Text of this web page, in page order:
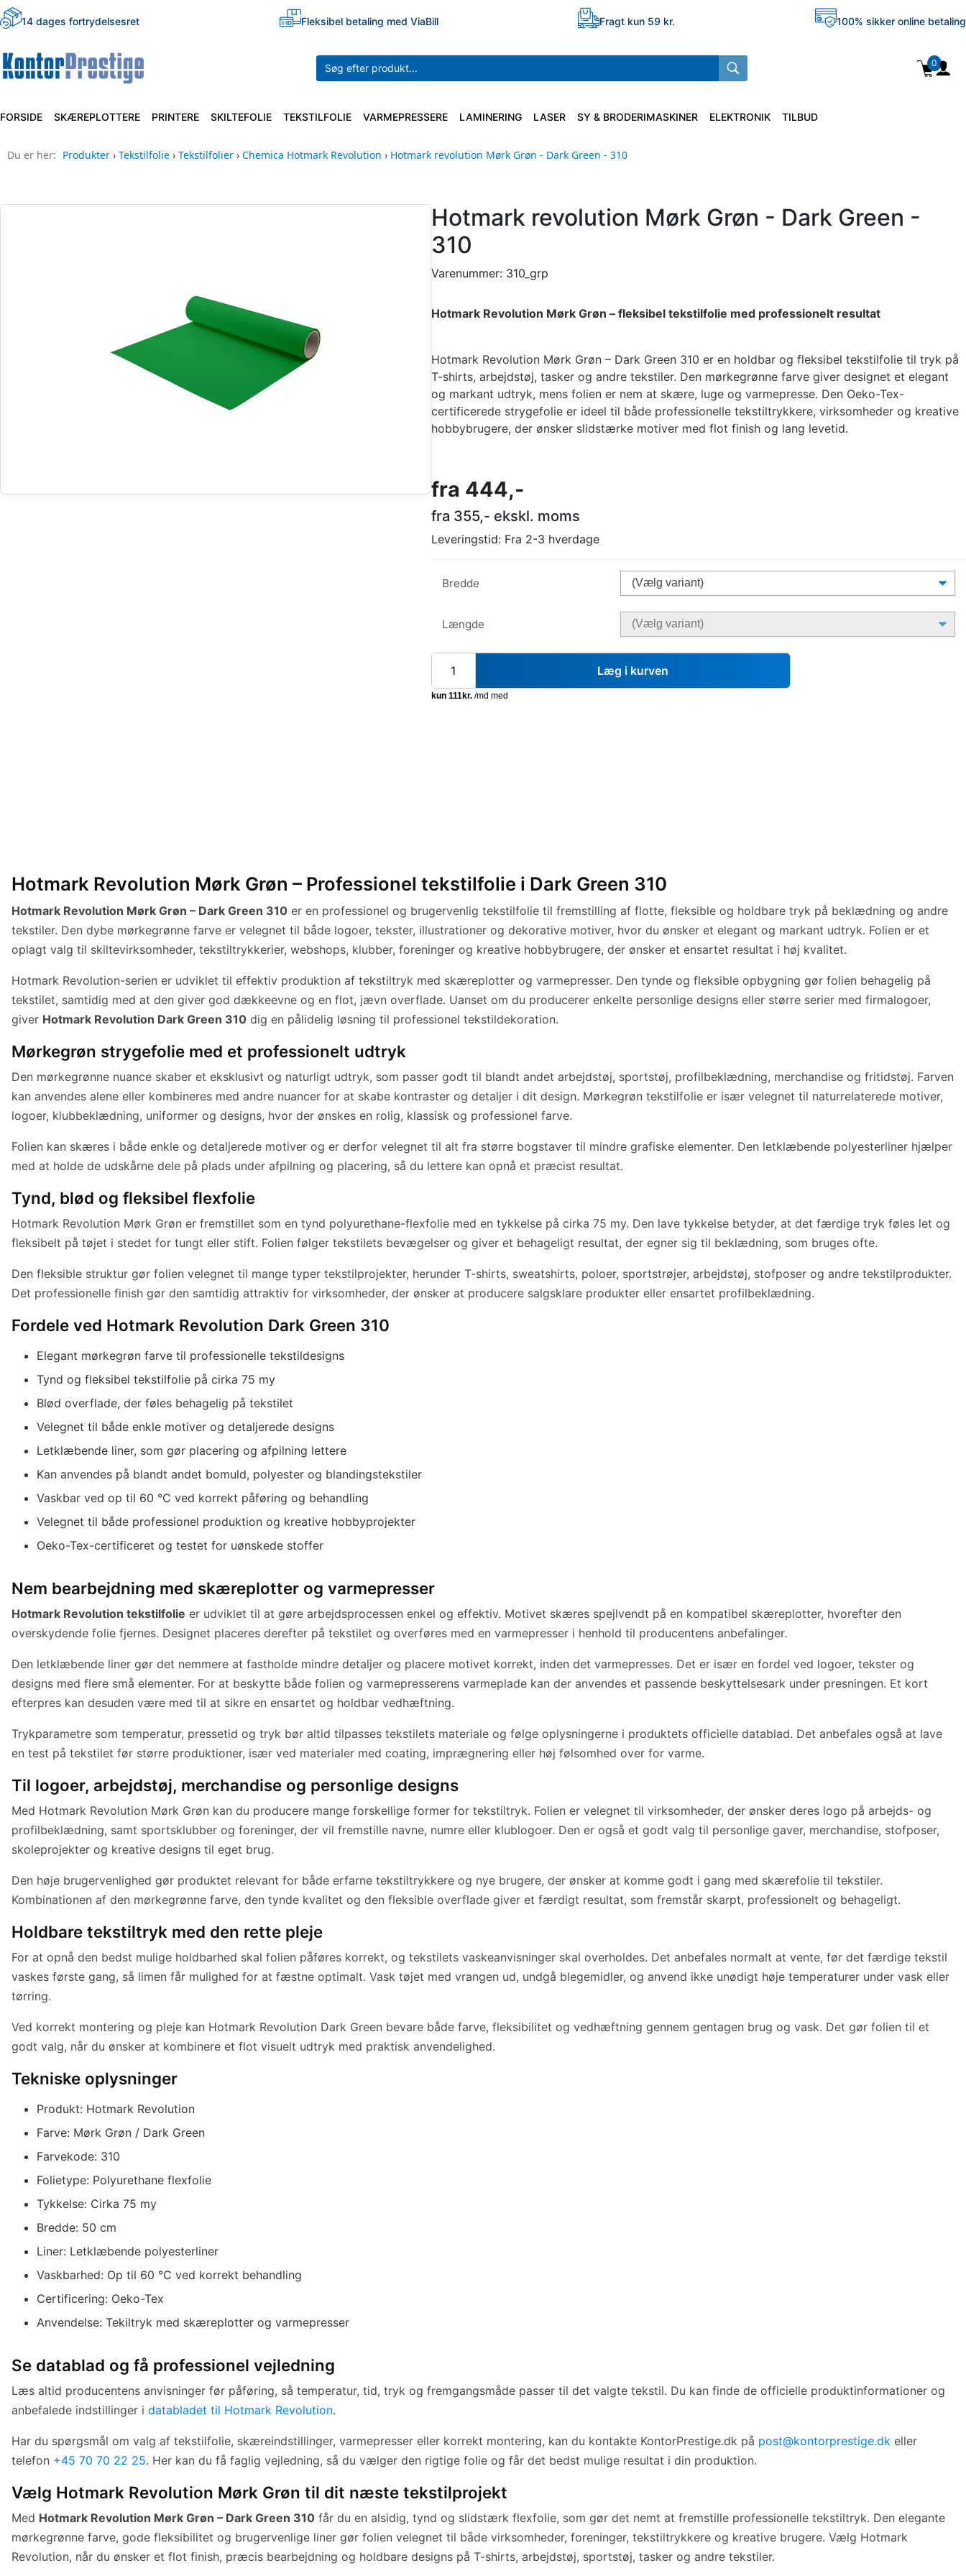
14 dages fortrydelsesret Fleksibel betaling med ViaBill Fragt kun 59 kr. 100% sikker online betaling
0
FORSIDE SKÆREPLOTTERE PRINTERE SKILTEFOLIE TEKSTILFOLIE VARMEPRESSERE LAMINERING LASER SY & BRODERIMASKINER ELEKTRONIK TILBUD
Du er her: Produkter › Tekstilfolie › Tekstilfolier › Chemica Hotmark Revolution › Hotmark revolution Mørk Grøn - Dark Green - 310
Hotmark revolution Mørk Grøn - Dark Green -
310
Varenummer: 310_grp
Hotmark Revolution Mørk Grøn – fleksibel tekstilfolie med professionelt resultat
Hotmark Revolution Mørk Grøn – Dark Green 310 er en holdbar og fleksibel tekstilfolie til tryk på
T-shirts, arbejdstøj, tasker og andre tekstiler. Den mørkegrønne farve giver designet et elegant
og markant udtryk, mens folien er nem at skære, luge og varmepresse. Den Oeko-Tex-
certificerede strygefolie er ideel til både professionelle tekstiltrykkere, virksomheder og kreative
hobbybrugere, der ønsker slidstærke motiver med flot finish og lang levetid.
fra 444,-
fra 355,- ekskl. moms
Leveringstid: Fra 2-3 hverdage
Bredde
Længde
Læg i kurven
Hotmark Revolution Mørk Grøn – Professionel tekstilfolie i Dark Green 310
Hotmark Revolution Mørk Grøn – Dark Green 310 er en professionel og brugervenlig tekstilfolie til fremstilling af flotte, fleksible og holdbare tryk på beklædning og andre
tekstiler. Den dybe mørkegrønne farve er velegnet til både logoer, tekster, illustrationer og dekorative motiver, hvor du ønsker et elegant og markant udtryk. Folien er et
oplagt valg til skiltevirksomheder, tekstiltrykkerier, webshops, klubber, foreninger og kreative hobbybrugere, der ønsker et ensartet resultat i høj kvalitet.
Hotmark Revolution-serien er udviklet til effektiv produktion af tekstiltryk med skæreplotter og varmepresser. Den tynde og fleksible opbygning gør folien behagelig på
tekstilet, samtidig med at den giver god dækkeevne og en flot, jævn overflade. Uanset om du producerer enkelte personlige designs eller større serier med firmalogoer,
giver Hotmark Revolution Dark Green 310 dig en pålidelig løsning til professionel tekstildekoration.
Mørkegrøn strygefolie med et professionelt udtryk
Den mørkegrønne nuance skaber et eksklusivt og naturligt udtryk, som passer godt til blandt andet arbejdstøj, sportstøj, profilbeklædning, merchandise og fritidstøj. Farven
kan anvendes alene eller kombineres med andre nuancer for at skabe kontraster og detaljer i dit design. Mørkegrøn tekstilfolie er især velegnet til naturrelaterede motiver,
logoer, klubbeklædning, uniformer og designs, hvor der ønskes en rolig, klassisk og professionel farve.
Folien kan skæres i både enkle og detaljerede motiver og er derfor velegnet til alt fra større bogstaver til mindre grafiske elementer. Den letklæbende polyesterliner hjælper
med at holde de udskårne dele på plads under afpilning og placering, så du lettere kan opnå et præcist resultat.
Tynd, blød og fleksibel flexfolie
Hotmark Revolution Mørk Grøn er fremstillet som en tynd polyurethane-flexfolie med en tykkelse på cirka 75 my. Den lave tykkelse betyder, at det færdige tryk føles let og
fleksibelt på tøjet i stedet for tungt eller stift. Folien følger tekstilets bevægelser og giver et behageligt resultat, der egner sig til beklædning, som bruges ofte.
Den fleksible struktur gør folien velegnet til mange typer tekstilprojekter, herunder T-shirts, sweatshirts, poloer, sportstrøjer, arbejdstøj, stofposer og andre tekstilprodukter.
Det professionelle finish gør den samtidig attraktiv for virksomheder, der ønsker at producere salgsklare produkter eller ensartet profilbeklædning.
Fordele ved Hotmark Revolution Dark Green 310
Elegant mørkegrøn farve til professionelle tekstildesigns
Tynd og fleksibel tekstilfolie på cirka 75 my
Blød overflade, der føles behagelig på tekstilet
Velegnet til både enkle motiver og detaljerede designs
Letklæbende liner, som gør placering og afpilning lettere
Kan anvendes på blandt andet bomuld, polyester og blandingstekstiler
Vaskbar ved op til 60 °C ved korrekt påføring og behandling
Velegnet til både professionel produktion og kreative hobbyprojekter
Oeko-Tex-certificeret og testet for uønskede stoffer
Nem bearbejdning med skæreplotter og varmepresser
Hotmark Revolution tekstilfolie er udviklet til at gøre arbejdsprocessen enkel og effektiv. Motivet skæres spejlvendt på en kompatibel skæreplotter, hvorefter den
overskydende folie fjernes. Designet placeres derefter på tekstilet og overføres med en varmepresser i henhold til producentens anbefalinger.
Den letklæbende liner gør det nemmere at fastholde mindre detaljer og placere motivet korrekt, inden det varmepresses. Det er især en fordel ved logoer, tekster og
designs med flere små elementer. For at beskytte både folien og varmepresserens varmeplade kan der anvendes et passende beskyttelsesark under presningen. Et kort
efterpres kan desuden være med til at sikre en ensartet og holdbar vedhæftning.
Trykparametre som temperatur, pressetid og tryk bør altid tilpasses tekstilets materiale og følge oplysningerne i produktets officielle datablad. Det anbefales også at lave
en test på tekstilet før større produktioner, især ved materialer med coating, imprægnering eller høj følsomhed over for varme.
Til logoer, arbejdstøj, merchandise og personlige designs
Med Hotmark Revolution Mørk Grøn kan du producere mange forskellige former for tekstiltryk. Folien er velegnet til virksomheder, der ønsker deres logo på arbejds- og
profilbeklædning, samt sportsklubber og foreninger, der vil fremstille navne, numre eller klublogoer. Den er også et godt valg til personlige gaver, merchandise, stofposer,
skoleprojekter og kreative designs til eget brug.
Den høje brugervenlighed gør produktet relevant for både erfarne tekstiltrykkere og nye brugere, der ønsker at komme godt i gang med skærefolie til tekstiler.
Kombinationen af den mørkegrønne farve, den tynde kvalitet og den fleksible overflade giver et færdigt resultat, som fremstår skarpt, professionelt og behageligt.
Holdbare tekstiltryk med den rette pleje
For at opnå den bedst mulige holdbarhed skal folien påføres korrekt, og tekstilets vaskeanvisninger skal overholdes. Det anbefales normalt at vente, før det færdige tekstil
vaskes første gang, så limen får mulighed for at fæstne optimalt. Vask tøjet med vrangen ud, undgå blegemidler, og anvend ikke unødigt høje temperaturer under vask eller
tørring.
Ved korrekt montering og pleje kan Hotmark Revolution Dark Green bevare både farve, fleksibilitet og vedhæftning gennem gentagen brug og vask. Det gør folien til et
godt valg, når du ønsker at kombinere et flot visuelt udtryk med praktisk anvendelighed.
Tekniske oplysninger
Produkt: Hotmark Revolution
Farve: Mørk Grøn / Dark Green
Farvekode: 310
Folietype: Polyurethane flexfolie
Tykkelse: Cirka 75 my
Bredde: 50 cm
Liner: Letklæbende polyesterliner
Vaskbarhed: Op til 60 °C ved korrekt behandling
Certificering: Oeko-Tex
Anvendelse: Tekiltryk med skæreplotter og varmepresser
Se datablad og få professionel vejledning
Læs altid producentens anvisninger før påføring, så temperatur, tid, tryk og fremgangsmåde passer til det valgte tekstil. Du kan finde de officielle produktinformationer og
anbefalede indstillinger i databladet til Hotmark Revolution.
Har du spørgsmål om valg af tekstilfolie, skæreindstillinger, varmepresser eller korrekt montering, kan du kontakte KontorPrestige.dk på post@kontorprestige.dk eller
telefon +45 70 70 22 25. Her kan du få faglig vejledning, så du vælger den rigtige folie og får det bedst mulige resultat i din produktion.
Vælg Hotmark Revolution Mørk Grøn til dit næste tekstilprojekt
Med Hotmark Revolution Mørk Grøn – Dark Green 310 får du en alsidig, tynd og slidstærk flexfolie, som gør det nemt at fremstille professionelle tekstiltryk. Den elegante
mørkegrønne farve, gode fleksibilitet og brugervenlige liner gør folien velegnet til både virksomheder, foreninger, tekstiltrykkere og kreative brugere. Vælg Hotmark
Revolution, når du ønsker et flot finish, præcis bearbejdning og holdbare designs på T-shirts, arbejdstøj, sportstøj, tasker og andre tekstiler.